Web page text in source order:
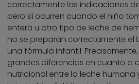
correctamente las indicaciones
pero sí ocurren cuando el niño
entera u otro tipo de leche de
no se preparan correctamente el
una fórmula infantil.
grandes diferencias en cuanto a
nutricional entre la leche humana